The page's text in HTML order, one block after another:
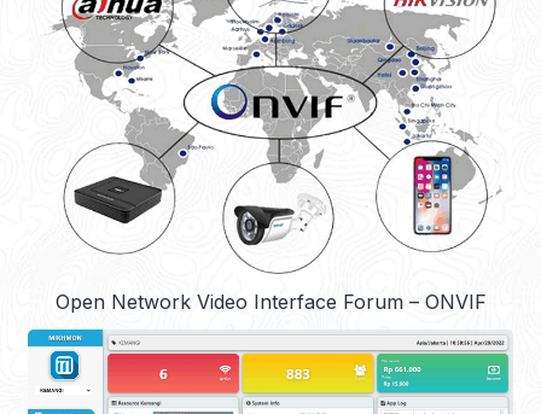
Open Network Video Interface Forum – ONVIF